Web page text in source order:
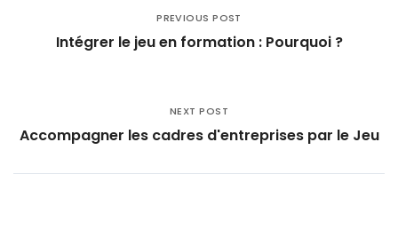
PREVIOUS POST
Intégrer le jeu en formation : Pourquoi ?
NEXT POST
Accompagner les cadres d'entreprises par le Jeu